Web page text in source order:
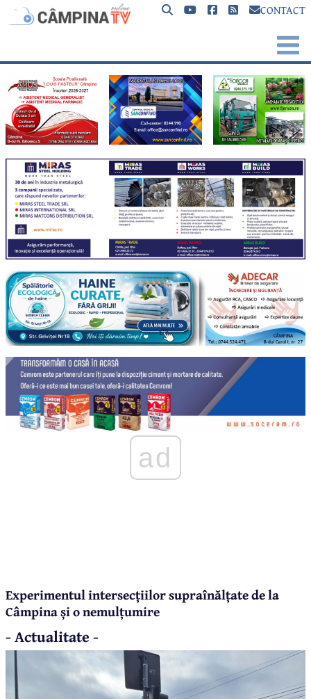
CONTACT
ad
Experimentul intersecțiilor supraînălțate de la
Câmpina și o nemulțumire
- Actualitate -